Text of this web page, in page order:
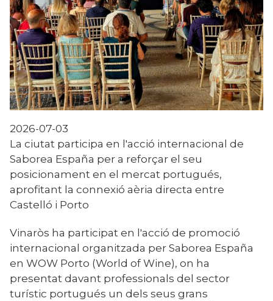
2026-07-03
La ciutat participa en l'acció internacional de
Saborea España per a reforçar el seu
posicionament en el mercat portugués,
aprofitant la connexió aèria directa entre
Castelló i Porto
Vinaròs ha participat en l'acció de promoció
internacional organitzada per Saborea España
en WOW Porto (World of Wine), on ha
presentat davant professionals del sector
turístic portugués un dels seus grans